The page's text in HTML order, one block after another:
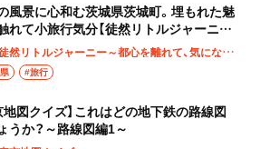
風景に心和む茨城県茨城町。埋もれた魅
れて小旅行気分【徒然リトルジャーニ
連載：徒然リトルジャーニー～都心を離れて、気になる土地へ
#旅行
地図クイズ】これはどの地下鉄の路線図
うか？～路線図編1～